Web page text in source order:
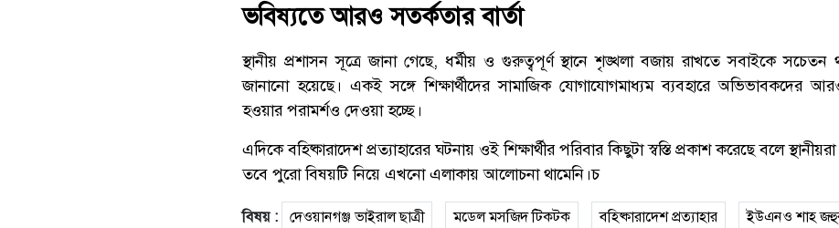
ভবিষ্যতে আরও সতর্কতার বার্তা
স্থানীয় প্রশাসন সূত্রে জানা গেছে, ধর্মীয় ও গুরুত্বপূর্ণ স্থানে শৃঙ্খলা বজায় রাখতে সবাইকে সচেতন
জানানো হয়েছে। একই সঙ্গে শিক্ষার্থীদের সামাজিক যোগাযোগমাধ্যম ব্যবহারে অভিভাবকদের
হওয়ার পরামর্শও দেওয়া হচ্ছে।
এদিকে বহিষ্কারাদেশ প্রত্যাহারের ঘটনায় ওই শিক্ষার্থীর পরিবার কিছুটা স্বস্তি প্রকাশ করেছে বলে
তবে পুরো বিষয়টি নিয়ে এখনো এলাকায় আলোচনা থামেনি।চ
বিষয় : দেওয়ানগঞ্জ ভাইরাল ছাত্রী মডেল মসজিদ টিকটক বহিষ্কারাদেশ প্রত্যাহার
ইউএনও শাহ